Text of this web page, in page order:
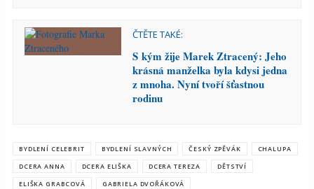
ČTĚTE TAKÉ:
S kým žije Marek Ztracený: Jeho
krásná manželka byla kdysi jedna
z mnoha. Nyní tvoří šťastnou
rodinu
BYDLENÍ CELEBRIT BYDLENÍ SLAVNÝCH ČESKÝ ZPĚVÁK
CHALUPA
DCERA ANNA
DCERA ELIŠKA DCERA TEREZA
DĚTSTVÍ
ELIŠKA GRABCOVÁ
GABRIELA DVOŘÁKOVÁ